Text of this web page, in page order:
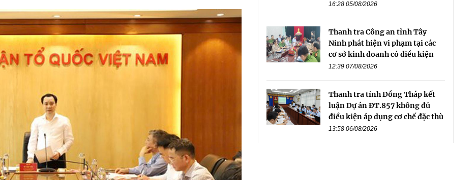
16:28 05/08/2026
Thanh tra Công an tỉnh Tây
Ninh phát hiện vi phạm tại các
cơ sở kinh doanh có điều kiện
12:39 07/08/2026
Thanh tra tỉnh Đồng Tháp kết
luận Dự án ĐT.857 không đủ
điều kiện áp dụng cơ chế đặc thù
13:58 06/08/2026